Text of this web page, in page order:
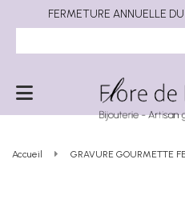
Accueil GRAVURE GOURMETTE
FERMETURE ANNUELLE